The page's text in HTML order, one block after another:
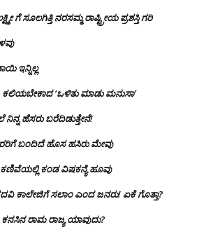
ಗೆ ಸೂಲಗಿತ್ತಿ ನರಸಮ್ಮ‌ ರಾಷ್ಟ್ರೀಯ ಪ್ರಶಸ್ತಿ ಗರಿ
ಇನ್ನಿಲ್ಲ
‘ಒಳಿತು ಮಾಡು ಮನುಸಾ’
ಹೆಸರು ಬರೆದಿಡುತ್ತೇನೆ!
ಬಂದಿದೆ ಹೊಸ ಹಸಿರು ಮೇವು
ಕಂಡ ವಿಷಕನ್ಯೆ ಹೂವು
ಕಾಲೇಜಿಗೆ ಸಲಾಂ‌ ಎಂದ ಜನರು! ಏಕೆ ಗೊತ್ತಾ?
ರಾಮ ರಾಜ್ಯ ಯಾವುದು?